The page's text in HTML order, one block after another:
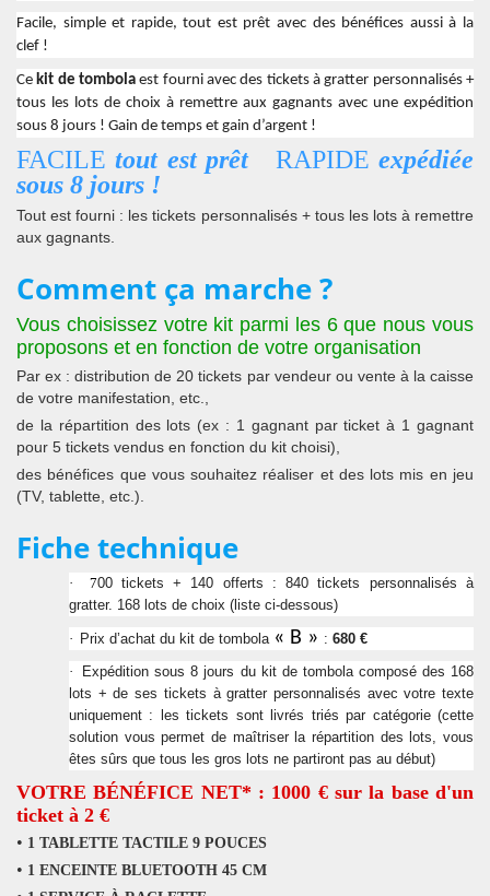
Facile, simple et rapide, tout est prêt avec des bénéfices aussi à la
clef !
Ce kit de tombola est fourni avec des tickets à gratter personnalisés +
tous les lots de choix à remettre aux gagnants avec une expédition
sous 8 jours ! Gain de temps et gain d’argent !
FACILEtout est prêt RAPIDEexpédiée
sous 8 jours !
Tout est fourni : les tickets personnalisés + tous les lots à remettre
aux gagnants.
Comment ça marche ?
Vous choisissez votre kit parmi les 6 que nous vous
proposons et en fonction de votre organisation
Par ex : distribution de 20 tickets par vendeur ou vente à la caisse
de votre manifestation, etc.,
de la répartition des lots (ex : 1 gagnant par ticket à 1 gagnant
pour 5 tickets vendus en fonction du kit choisi),
des bénéfices que vous souhaitez réaliser et des lots mis en jeu
(TV, tablette, etc.).
Fiche technique
· 700 tickets + 140 offerts : 840 tickets personnalisés à
gratter. 168 lots de choix (liste ci-dessous)
· Prix d’achat du kit de tombola « B » : 680 €
· Expédition sous 8 jours du kit de tombola composé des 168
lots + de ses tickets à gratter personnalisés avec votre texte
uniquement : les tickets sont livrés triés par catégorie (cette
solution vous permet de maîtriser la répartition des lots, vous
êtes sûrs que tous les gros lots ne partiront pas au début)
VOTRE BÉNÉFICE NET* : 1000 € sur la base d'un
ticket à 2 €
• 1 TABLETTE TACTILE 9 POUCES
• 1 ENCEINTE BLUETOOTH 45 CM